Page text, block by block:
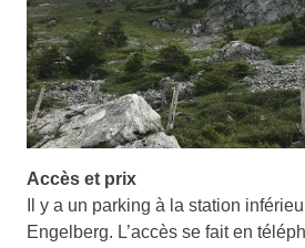
Accès et prix
Il y a un parking à la station
Engelberg. L’accès se fait en